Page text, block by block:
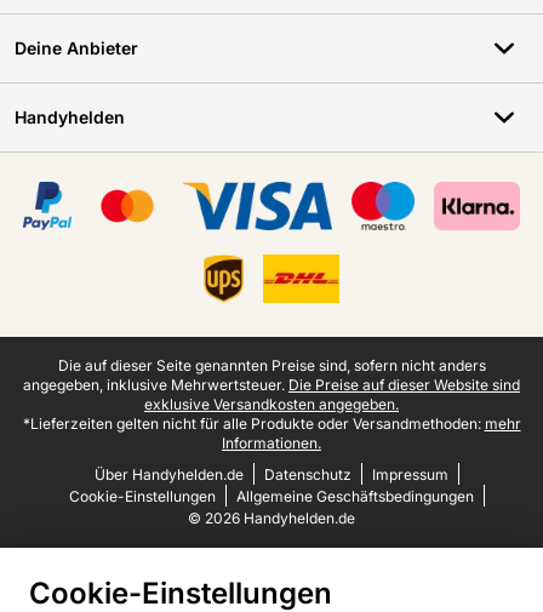
Deine Anbieter
Handyhelden
Juristische Fußzeile
Die auf dieser Seite genannten Preise sind, sofern nicht anders
angegeben, inklusive Mehrwertsteuer. Die Preise auf dieser Website sind
exklusive Versandkosten angegeben.
*Lieferzeiten gelten nicht für alle Produkte oder Versandmethoden: mehr
Informationen.
Über Handyhelden.de
Datenschutz
Impressum
Cookie-Einstellungen
Allgemeine Geschäftsbedingungen
© 2026 Handyhelden.de
Cookie-Einstellungen